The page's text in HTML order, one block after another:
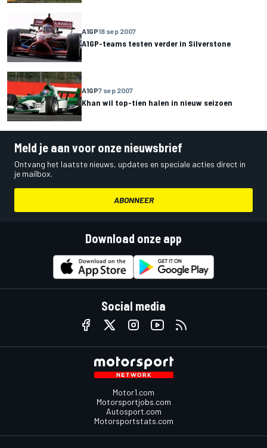
A1GP18 sep 2007
A1GP-teams testen verder in Silverstone
A1GP7 sep 2007
Khan wil top-tien halen in nieuw seizoen
Meld je aan voor onze nieuwsbrief
Ontvang het laatste nieuws, updates en speciale acties direct in
je mailbox.
ABONNEER
Download onze app
Social media
Motor1.com
Motorsportjobs.com
Autosport.com
Motorsportstats.com